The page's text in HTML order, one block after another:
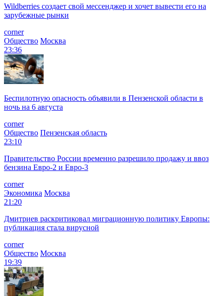
Wildberries создает свой мессенджер и хочет вывести его на
зарубежные рынки
corner
Общество Москва
23:36
Беспилотную опасность объявили в Пензенской области в
ночь на 6 августа
corner
Общество Пензенская область
23:10
Правительство России временно разрешило продажу и ввоз
бензина Евро-2 и Евро-3
corner
Экономика Москва
21:20
Дмитриев раскритиковал миграционную политику Европы:
публикация стала вирусной
corner
Общество Москва
19:39